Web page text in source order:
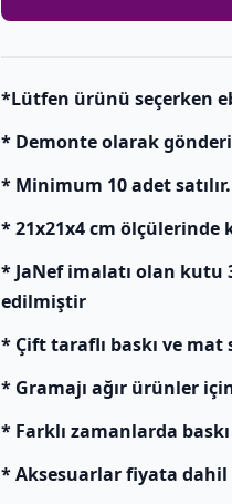
*Lütfen ürünü seçerken
* Demonte olarak
* Minimum 10 adet satılır.
* 21x21x4 cm
* JaNef imalatı olan
edilmiştir
* Çift taraflı baskı ve mat
* Gramajı ağır ürünler
* Farklı zamanlarda
* Aksesuarlar fiyata